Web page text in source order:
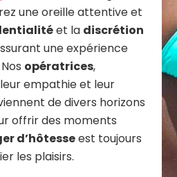
une oreille attentive et
et la discrétion
une expérience
opératrices,
empathie et leur
de divers horizons
offrir des moments
d’hôtesseest toujours
les plaisirs.